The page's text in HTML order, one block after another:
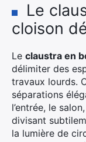
Le
cloison
Le claustra en
délimiter des
travaux lourds.
séparations
l’entrée, le
divisant
la lumière de